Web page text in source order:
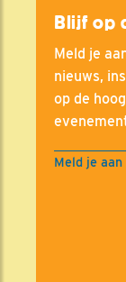
Blijf op
Meld je
nieuws,
op de
Meld je aan